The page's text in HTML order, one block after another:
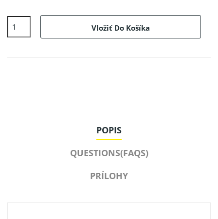
Vložiť Do Košíka
POPIS
QUESTIONS(FAQS)
PRÍLOHY